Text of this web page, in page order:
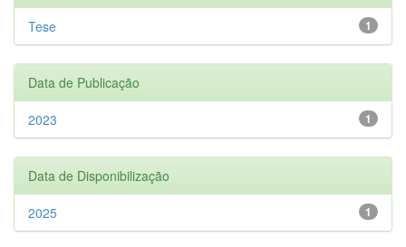
1
Tese
Data de Publicação
1
2023
Data de Disponibilização
1
2025